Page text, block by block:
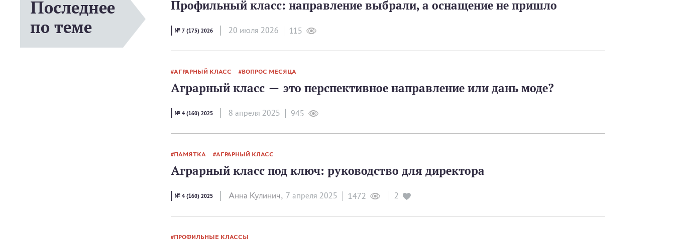
Последнее
по теме
Профильный класс: направление выбрали, а оснащение не пришло
№ 7 (175) 2026 20 июля 2026 115
АГРАРНЫЙ КЛАСС ВОПРОС МЕСЯЦА
Аграрный класс — это перспективное направление или дань моде?
№ 4 (160) 2025 8 апреля 2025 945
ПАМЯТКА АГРАРНЫЙ КЛАСС
Аграрный класс под ключ: руководство для директора
№ 4 (160) 2025 Анна Кулинич, 7 апреля 2025 1472 2
ПРОФИЛЬНЫЕ КЛАССЫ